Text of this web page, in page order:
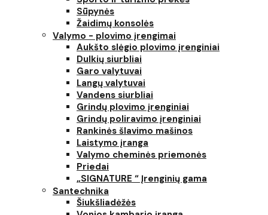
Sūpynės
Žaidimų konsolės
Valymo - plovimo įrengimai
Aukšto slėgio plovimo įrenginiai
Dulkių siurbliai
Garo valytuvai
Langų valytuvai
Vandens siurbliai
Grindų plovimo įrenginiai
Grindų poliravimo įrenginiai
Rankinės šlavimo mašinos
Laistymo įranga
Valymo cheminės priemonės
Priedai
„SIGNATURE “ Įrenginių gama
Santechnika
Šiukšliadėžės